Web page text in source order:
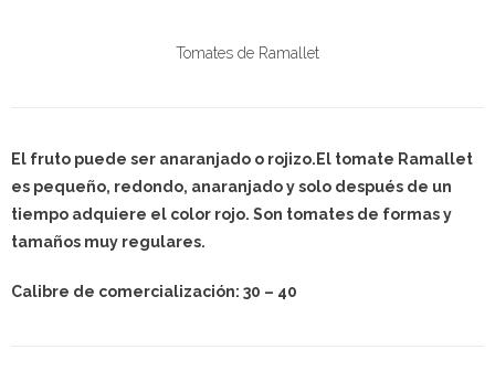
Tomates de Ramallet
El fruto puede ser anaranjado o rojizo.El tomate Ramallet
es pequeño, redondo, anaranjado y solo después de un
tiempo adquiere el color rojo. Son tomates de formas y
tamaños muy regulares.
Calibre de comercialización: 30 – 40